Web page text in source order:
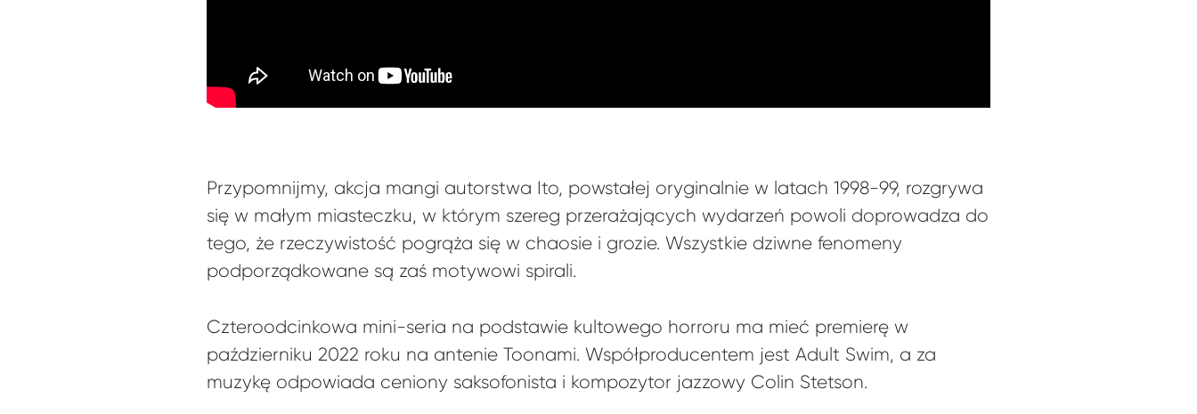
Przypomnijmy, akcja mangi autorstwa Ito, powstałej oryginalnie w latach 1998-99, rozgrywa
się w małym miasteczku, w którym szereg przerażających wydarzeń powoli doprowadza do
tego, że rzeczywistość pogrąża się w chaosie i grozie. Wszystkie dziwne fenomeny
podporządkowane są zaś motywowi spirali.
Czteroodcinkowa mini-seria na podstawie kultowego horroru ma mieć premierę w
październiku 2022 roku na antenie Toonami. Współproducentem jest Adult Swim, a za
muzykę odpowiada ceniony saksofonista i kompozytor jazzowy Colin Stetson.